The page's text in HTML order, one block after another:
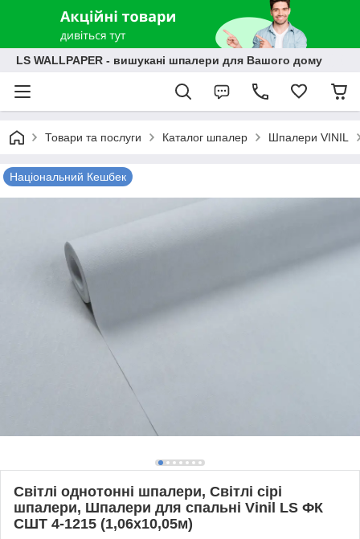
LS WALLPAPER - вишукані шпалери для Вашого дому
Товари та послуги Каталог шпалер Шпалери VINIL
Національний Кешбек
Світлі однотонні шпалери, Світлі сірі
шпалери, Шпалери для спальні Vinil LS ФК
СШТ 4-1215 (1,06х10,05м)